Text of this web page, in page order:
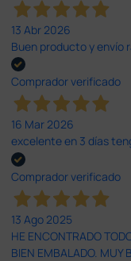
13 Abr 2026
Buen producto y envío
Comprador verificado
16 Mar 2026
excelente en 3 días
Comprador verificado
13 Ago 2025
HE ENCONTRADO
BIEN EMBALADO. MUY